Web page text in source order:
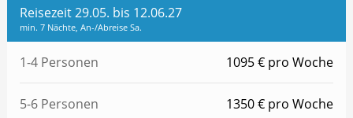
Reisezeit 29.05. bis 12.06.27
min. 7 Nächte, An-/Abreise Sa.
1-4 Personen 1095 € pro Woche
5-6 Personen 1350 € pro Woche